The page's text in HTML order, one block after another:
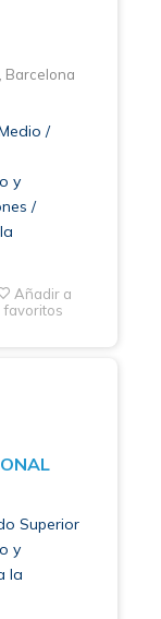
Barcelona
/
y
/
Añadir a
favoritos
Superior
y
la